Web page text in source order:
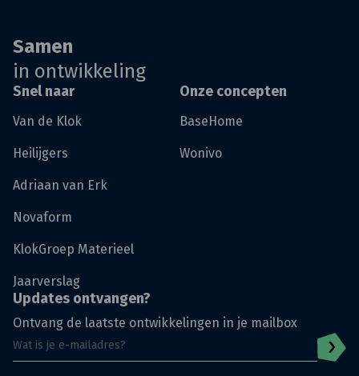
Samen
in ontwikkeling
Snel naar
Van de Klok
Heilijgers
Adriaan van Erk
Novaform
KlokGroep Materieel
Jaarverslag
Onze concepten
BaseHome
Wonivo
Updates ontvangen?
Ontvang de laatste ontwikkelingen in je mailbox